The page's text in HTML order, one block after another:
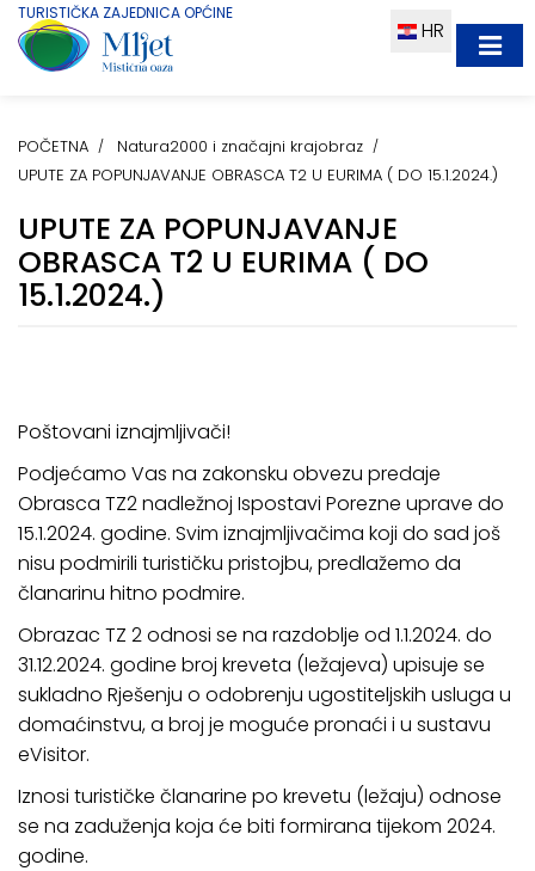
TURISTIČKA ZAJEDNICA OPĆINE
HR
POČETNA
Natura2000 i značajni krajobraz
UPUTE ZA POPUNJAVANJE OBRASCA T2 U EURIMA ( DO 15.1.2024.)
UPUTE ZA POPUNJAVANJE
OBRASCA T2 U EURIMA ( DO
15.1.2024.)
Poštovani iznajmljivači!
Podjećamo Vas na zakonsku obvezu predaje
Obrasca TZ2 nadležnoj Ispostavi Porezne uprave do
15.1.2024. godine. Svim iznajmljivačima koji do sad još
nisu podmirili turističku pristojbu, predlažemo da
članarinu hitno podmire.
Obrazac TZ 2 odnosi se na razdoblje od 1.1.2024. do
31.12.2024. godine broj kreveta (ležajeva) upisuje se
sukladno Rješenju o odobrenju ugostiteljskih usluga u
domaćinstvu, a broj je moguće pronaći i u sustavu
eVisitor.
Iznosi turističke članarine po krevetu (ležaju) odnose
se na zaduženja koja će biti formirana tijekom 2024.
godine.